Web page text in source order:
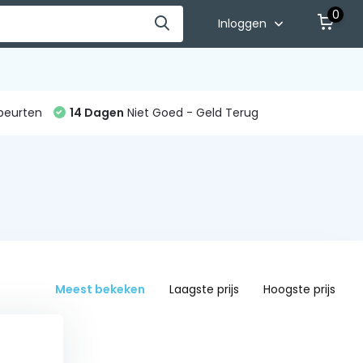
Inloggen
0
14 Dagen Niet Goed - Geld Terug
Meest bekeken Laagste prijs Hoogste prijs